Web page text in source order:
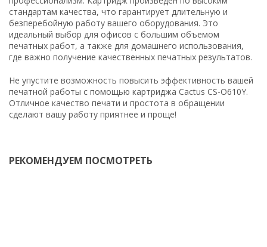
стандартам качества, что гарантирует длительную и
безперебойную работу вашего оборудования. Это
идеальный выбор для офисов с большим объемом
печатных работ, а также для домашнего использования,
где важно получение качественных печатных результатов.
Не упустите возможность повысить эффективность вашей
печатной работы с помощью картриджа Cactus CS-O610Y.
Отличное качество печати и простота в обращении
сделают вашу работу приятнее и проще!
РЕКОМЕНДУЕМ ПОСМОТРЕТЬ